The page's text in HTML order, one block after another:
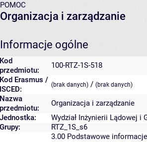
POMOC
Organizacja i zarządzanie
Informacje ogólne
Kod
przedmiotu:
100-RTZ-1S-518
Kod Erasmus /
ISCED:
(brak danych) / (brak danych)
Nazwa
przedmiotu:
Organizacja i zarządzanie
Jednostka:
Wydział Inżynierii Lądowej i
Grupy:
RTZ_1S_s6
3.00 Podstawowe